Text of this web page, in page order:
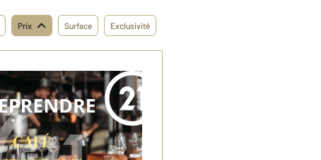
Prix Surface Exclusivité